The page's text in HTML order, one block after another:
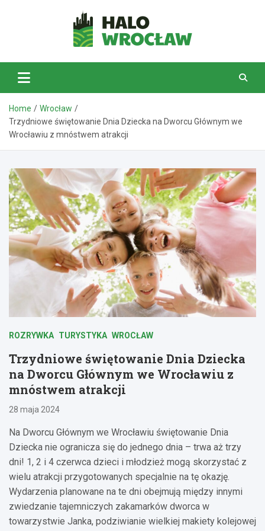
HaloWrocław.pl
Home
Wrocław
Trzydniowe świętowanie Dnia Dziecka na Dworcu Głównym we
Wrocławiu z mnóstwem atrakcji
ROZRYWKA TURYSTYKA WROCŁAW
Trzydniowe świętowanie Dnia Dziecka
na Dworcu Głównym we Wrocławiu z
mnóstwem atrakcji
28 maja 2024
Na Dworcu Głównym we Wrocławiu świętowanie Dnia
Dziecka nie ogranicza się do jednego dnia – trwa aż trzy
dni! 1, 2 i 4 czerwca dzieci i młodzież mogą skorzystać z
wielu atrakcji przygotowanych specjalnie na tę okazję.
Wydarzenia planowane na te dni obejmują między innymi
zwiedzanie tajemniczych zakamarków dworca w
towarzystwie Janka, podziwianie wielkiej makiety kolejowej